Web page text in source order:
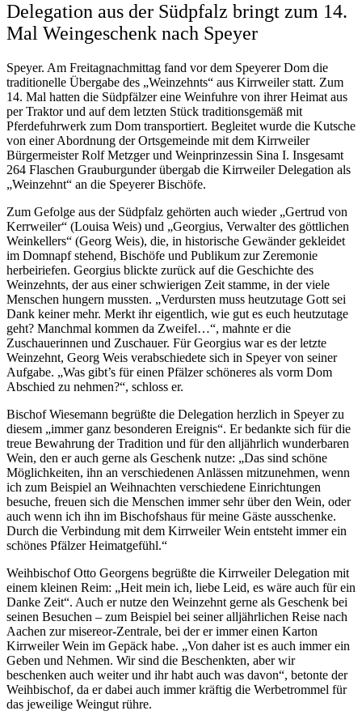
Delegation aus der Südpfalz bringt zum 14.
Mal Weingeschenk nach Speyer
Speyer. Am Freitagnachmittag fand vor dem Speyerer Dom die
traditionelle Übergabe des „Weinzehnts“ aus Kirrweiler statt. Zum
14. Mal hatten die Südpfälzer eine Weinfuhre von ihrer Heimat aus
per Traktor und auf dem letzten Stück traditionsgemäß mit
Pferdefuhrwerk zum Dom transportiert. Begleitet wurde die Kutsche
von einer Abordnung der Ortsgemeinde mit dem Kirrweiler
Bürgermeister Rolf Metzger und Weinprinzessin Sina I. Insgesamt
264 Flaschen Grauburgunder übergab die Kirrweiler Delegation als
„Weinzehnt“ an die Speyerer Bischöfe.
Zum Gefolge aus der Südpfalz gehörten auch wieder „Gertrud von
Kerrweiler“ (Louisa Weis) und „Georgius, Verwalter des göttlichen
Weinkellers“ (Georg Weis), die, in historische Gewänder gekleidet
im Domnapf stehend, Bischöfe und Publikum zur Zeremonie
herbeiriefen. Georgius blickte zurück auf die Geschichte des
Weinzehnts, der aus einer schwierigen Zeit stamme, in der viele
Menschen hungern mussten. „Verdursten muss heutzutage Gott sei
Dank keiner mehr. Merkt ihr eigentlich, wie gut es euch heutzutage
geht? Manchmal kommen da Zweifel…“, mahnte er die
Zuschauerinnen und Zuschauer. Für Georgius war es der letzte
Weinzehnt, Georg Weis verabschiedete sich in Speyer von seiner
Aufgabe. „Was gibt’s für einen Pfälzer schöneres als vorm Dom
Abschied zu nehmen?“, schloss er.
Bischof Wiesemann begrüßte die Delegation herzlich in Speyer zu
diesem „immer ganz besonderen Ereignis“. Er bedankte sich für die
treue Bewahrung der Tradition und für den alljährlich wunderbaren
Wein, den er auch gerne als Geschenk nutze: „Das sind schöne
Möglichkeiten, ihn an verschiedenen Anlässen mitzunehmen, wenn
ich zum Beispiel an Weihnachten verschiedene Einrichtungen
besuche, freuen sich die Menschen immer sehr über den Wein, oder
auch wenn ich ihn im Bischofshaus für meine Gäste ausschenke.
Durch die Verbindung mit dem Kirrweiler Wein entsteht immer ein
schönes Pfälzer Heimatgefühl.“
Weihbischof Otto Georgens begrüßte die Kirrweiler Delegation mit
einem kleinen Reim: „Heit mein ich, liebe Leid, es wäre auch für ein
Danke Zeit“. Auch er nutze den Weinzehnt gerne als Geschenk bei
seinen Besuchen – zum Beispiel bei seiner alljährlichen Reise nach
Aachen zur misereor-Zentrale, bei der er immer einen Karton
Kirrweiler Wein im Gepäck habe. „Von daher ist es auch immer ein
Geben und Nehmen. Wir sind die Beschenkten, aber wir
beschenken auch weiter und ihr habt auch was davon“, betonte der
Weihbischof, da er dabei auch immer kräftig die Werbetrommel für
das jeweilige Weingut rühre.